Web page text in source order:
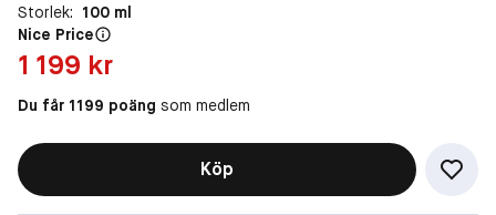
Storlek: 100 ml
Nice Price
Pris: 1 199 kr
1 199 kr
Du får 1199 poäng som medlem
Köp